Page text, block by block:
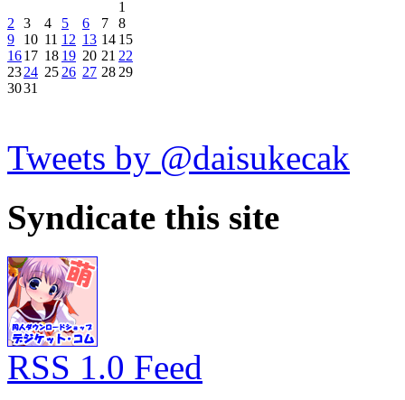
1
2
3 4 5 6 7
8
9
10 11 12 13 14 15
1617 18 19 20 21 22
2324 25 26 27 28 29
3031
Tweets by @daisukecak
Syndicate this site
RSS 1.0 Feed